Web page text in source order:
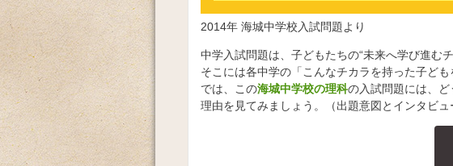
2014年 海城中学校入試問題より
中学入試問題は、子どもたちの“未来へ学び進む
そこには各中学の「こんなチカラを持った子ど
では、この海城中学校の理科の入試問題には、
理由を見てみましょう。（出題意図とインタビ